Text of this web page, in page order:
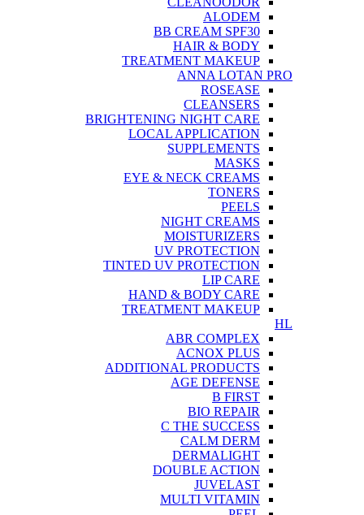
ALODEM
BB CREAM SPF30
HAIR & BODY
TREATMENT MAKEUP
ANNA LOTAN PRO
ROSEASE
CLEANSERS
BRIGHTENING NIGHT CARE
LOCAL APPLICATION
SUPPLEMENTS
MASKS
EYE & NECK CREAMS
TONERS
PEELS
NIGHT CREAMS
MOISTURIZERS
UV PROTECTION
TINTED UV PROTECTION
LIP CARE
HAND & BODY CARE
TREATMENT MAKEUP
HL
ABR COMPLEX
ACNOX PLUS
ADDITIONAL PRODUCTS
AGE DEFENSE
B FIRST
BIO REPAIR
C THE SUCCESS
CALM DERM
DERMALIGHT
DOUBLE ACTION
JUVELAST
MULTI VITAMIN